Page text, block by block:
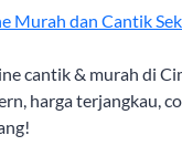
cantik & murah di
harga terjangkau,